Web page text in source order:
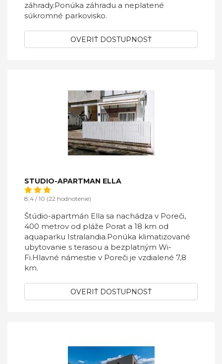
záhrady.Ponúka záhradu a neplatené
súkromné ​​parkovisko.
OVERIŤ DOSTUPNOSŤ
STUDIO-APARTMAN ELLA
8,4 / 10 (22 hodnotenie)
Štúdio-apartmán Ella sa nachádza v Poreči,
400 metrov od pláže Porat a 18 km od
aquaparku Istralandia.Ponúka klimatizované
ubytovanie s terasou a bezplatným Wi-
Fi.Hlavné námestie v Poreči je vzdialené 7,8
km.
OVERIŤ DOSTUPNOSŤ